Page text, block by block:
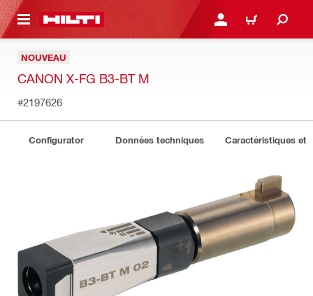
SE CONNECTER OU
PANIER
NOUVEAU
CANON X-FG B3-BT M
#2197626
Configurator Données techniques Caractéristiques et